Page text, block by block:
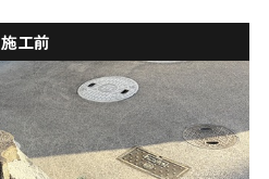
施工前